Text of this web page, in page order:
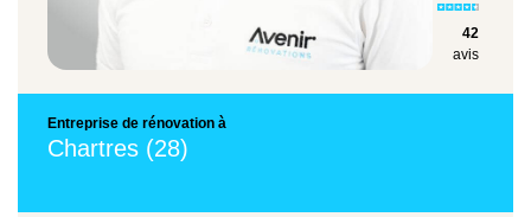
49,18 €/m²42
avis
Entreprise de rénovation à
Chartres (28)